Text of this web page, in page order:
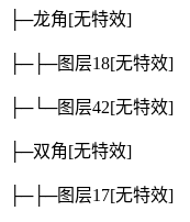
├─龙角 [无特效]
├─├─图层18[无特效]
├─└─图层42[无特效]
├─双角 [无特效]
├─├─图层17[无特效]